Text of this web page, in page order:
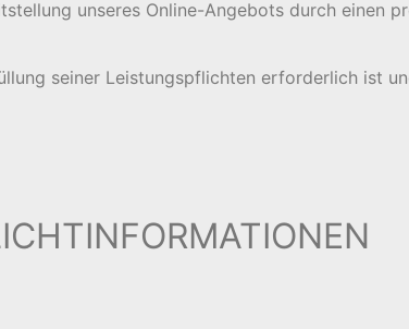
unseres Online-Angebots durch einen
seiner Leistungspflichten erforderlich ist